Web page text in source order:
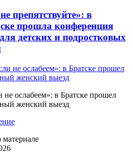
препятствуйте»: в
прошла конференция
детских и подростковых
ослабеем»: в Братске прошел
женский выезд